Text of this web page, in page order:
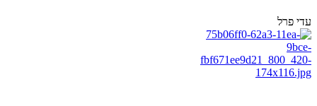
עדי פרל